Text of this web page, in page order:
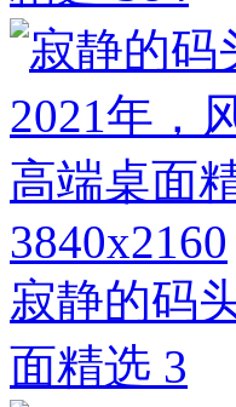
3840x2160
寂静的码
面精选 3